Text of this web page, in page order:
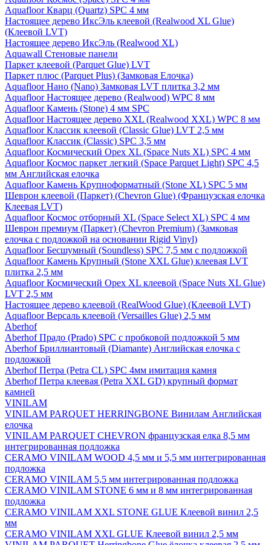
Aquafloor Кварц (Quartz) SPC 4 мм
Настоящее дерево ИксЭль клеевой (Realwood XL Glue)
(Клеевой LVT)
Настоящее дерево ИксЭль (Realwood XL)
Aquawall Стеновые панели
Паркет клеевой (Parquet Glue) LVT
Паркет плюс (Parquet Plus) (Замковая Елочка)
Aquafloor Нано (Nano) Замковая LVT плитка 3,2 мм
Aquafloor Настоящее дерево (Realwood) WPC 8 мм
Aquafloor Камень (Stone) 4 мм SPC
Aquafloor Настоящее дерево XXL (Realwood XXL) WPC 8 мм
Aquafloor Классик клеевой (Classic Glue) LVT 2,5 мм
Aquafloor Классик (Classic) SPC 3,5 мм
Aquafloor Космический Орех XL (Space Nuts XL) SPC 4 мм
Aquafloor Космос паркет легкий (Space Parquet Light) SPC 4,5
мм Английская елочка
Aquafloor Камень Крупноформатный (Stone XL) SPC 5 мм
Шеврон клеевой (Паркет) (Chevron Glue) (Французская елочка
Клеевая LVT)
Aquafloor Космос отборный XL (Space Select XL) SPC 4 мм
Шеврон премиум (Паркет) (Chevron Premium) (Замковая
елочка с подложкой на основании Rigid Vinyl)
Aquafloor Бесшумный (Soundless) SPC 7,5 мм с подложкой
Aquafloor Камень Крупный (Stone XXL Glue) клеевая LVT
плитка 2,5 мм
Aquafloor Космический Орех XL клеевой (Space Nuts XL Glue)
LVT 2,5 мм
Настоящее дерево клеевой (RealWood Glue) (Клеевой LVT)
Aquafloor Версаль клеевой (Versailles Glue) 2,5 мм
Aberhof
Aberhof Прадо (Prado) SPC с пробковой подложкой 5 мм
Aberhof Бриллиантовый (Diamante) Английская елочка с
подложкой
Aberhof Петра (Petra CL) SPC 4мм имитация камня
Aberhof Петра клеевая (Petra XXL GD) крупный формат
камней
VINILAM
VINILAM PARQUET HERRINGBONE Винилам Английская
елочка
VINILAM PARQUET CHEVRON французская елка 8,5 мм
интегрированная подложка
CERAMO VINILAM WOOD 4,5 мм и 5,5 мм интегрированная
подложка
CERAMO VINILAM 5,5 мм интегрированная подложка
CERAMO VINILAM STONE 6 мм и 8 мм интегрированная
подложка
CERAMO VINILAM XXL STONE GLUE Клеевой винил 2,5
мм
CERAMO VINILAM XXL GLUE Клеевой винил 2,5 мм